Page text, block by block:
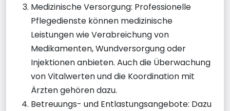
Medizinische Versorgung: Professionelle
Pflegedienste können medizinische
Leistungen wie Verabreichung von
Medikamenten, Wundversorgung oder
Injektionen anbieten. Auch die Überwachung
von Vitalwerten und die Koordination mit
Ärzten gehören dazu.
Betreuungs- und Entlastungsangebote: Dazu